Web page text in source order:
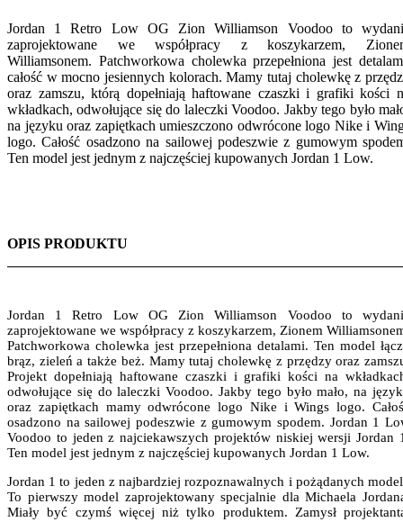
Jordan 1 Retro Low OG Zion Williamson Voodoo to
zaprojektowane we współpracy z koszykarzem,
Williamsonem. Patchworkowa cholewka przepełniona jest
całość w mocno jesiennych kolorach. Mamy tutaj cholewkę z
oraz zamszu, którą dopełniają haftowane czaszki i grafiki kości
wkładkach, odwołujące się do laleczki Voodoo. Jakby tego było
na języku oraz zapiętkach umieszczono odwrócone logo Nike i
logo. Całość osadzono na sailowej podeszwie z gumowym
Ten model jest jednym z najczęściej kupowanych Jordan 1 Low.
OPIS PRODUKTU
Jordan 1 Retro Low OG Zion Williamson Voodoo to
zaprojektowane we współpracy z koszykarzem, Zionem
Patchworkowa cholewka jest przepełniona detalami. Ten model
brąz, zieleń a także beż. Mamy tutaj cholewkę z przędzy oraz
Projekt dopełniają haftowane czaszki i grafiki kości na
odwołujące się do laleczki Voodoo. Jakby tego było mało, na
oraz zapiętkach mamy odwrócone logo Nike i Wings logo.
osadzono na sailowej podeszwie z gumowym spodem. Jordan 1
Voodoo to jeden z najciekawszych projektów niskiej wersji Jordan
Ten model jest jednym z najczęściej kupowanych Jordan 1 Low.
Jordan 1 to jeden z najbardziej rozpoznawalnych i pożądanych
To pierwszy model zaprojektowany specjalnie dla Michaela
Miały być czymś więcej niż tylko produktem. Zamysł